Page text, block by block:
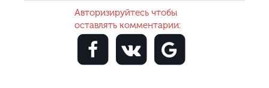
Авторизируйтесь чтобы
оставлять комментарии: